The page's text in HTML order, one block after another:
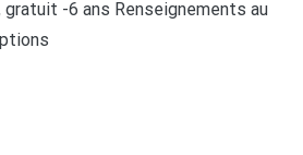
-6 ans Renseignements au